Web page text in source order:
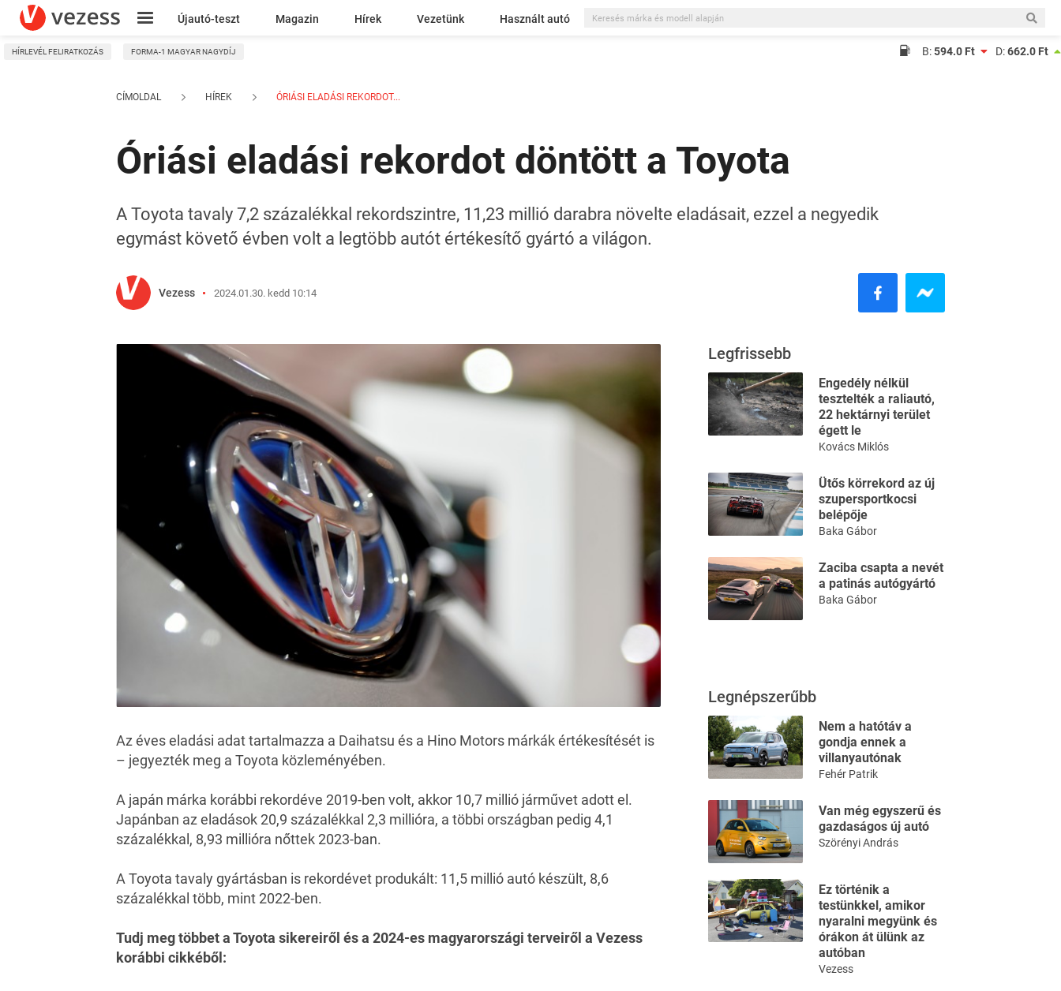
Újautó-teszt Magazin Hírek Vezetünk Használt autó
Kresz
HÍRLEVÉL FELIRATKOZÁS FORMA-1 MAGYAR NAGYDÍJ B:594.0 Ft D:662.0 Ft
CÍMOLDAL HÍREK ÓRIÁSI ELADÁSI REKORDOT...
Óriási eladási rekordot döntött a Toyota
A Toyota tavaly 7,2 százalékkal rekordszintre, 11,23 millió darabra növelte eladásait, ezzel a negyedik
egymást követő évben volt a legtöbb autót értékesítő gyártó a világon.
Vezess 2024.01.30. kedd 10:14
Az éves eladási adat tartalmazza a Daihatsu és a Hino Motors márkák értékesítését is
– jegyezték meg a Toyota közleményében.
A japán márka korábbi rekordéve 2019-ben volt, akkor 10,7 millió járművet adott el.
Japánban az eladások 20,9 százalékkal 2,3 millióra, a többi országban pedig 4,1
százalékkal, 8,93 millióra nőttek 2023-ban.
A Toyota tavaly gyártásban is rekordévet produkált: 11,5 millió autó készült, 8,6
százalékkal több, mint 2022-ben.
Tudj meg többet a Toyota sikereiről és a 2024-es magyarországi terveiről a Vezess
korábbi cikkéből:
Legfrissebb
Engedély nélkül
tesztelték a raliautó,
22 hektárnyi terület
égett le
Kovács Miklós
Ütős körrekord az új
szupersportkocsi
belépője
Baka Gábor
Zaciba csapta a nevét
a patinás autógyártó
Baka Gábor
Legnépszerűbb
Nem a hatótáv a
gondja ennek a
villanyautónak
Fehér Patrik
Van még egyszerű és
gazdaságos új autó
Szörényi András
Ez történik a
testünkkel, amikor
nyaralni megyünk és
órákon át ülünk az
autóban
Vezess